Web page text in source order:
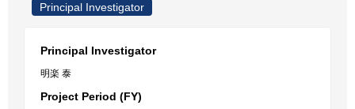
Principal Investigator
Principal Investigator
明楽 泰
Project Period (FY)